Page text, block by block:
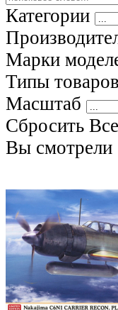
Категории
Марки
Типы товаров
Масштаб
Сбросить Все
Вы смотрели